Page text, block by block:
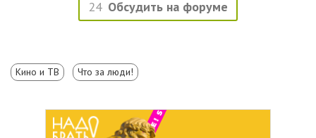
24 Обсудить на форуме
Кино и ТВ Что за люди!